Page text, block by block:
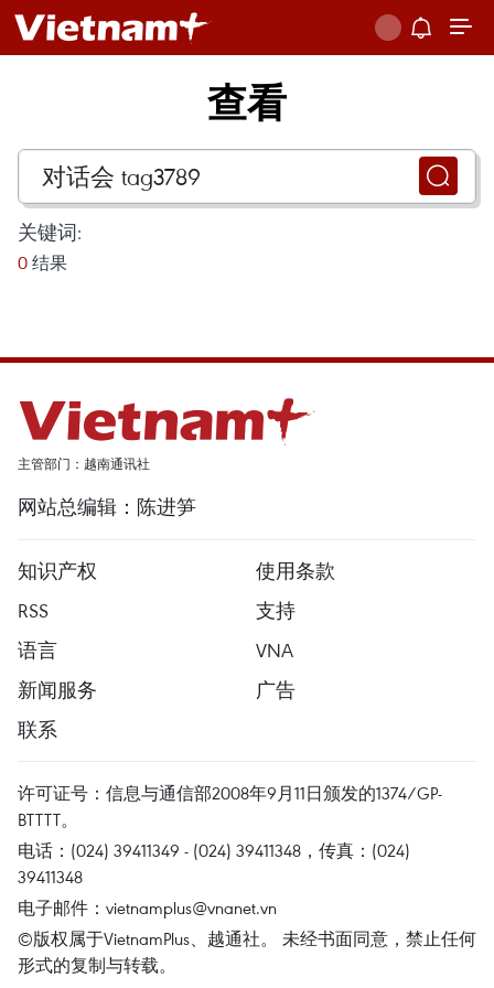
查看
关键词:
0 结果
主管部门：越南通讯社
网站总编辑：陈进笋
知识产权
使用条款
RSS
支持
语言
VNA
新闻服务
广告
联系
许可证号：信息与通信部2008年9月11日颁发的1374/GP-
BTTTT。
电话：(024) 39411349 - (024) 39411348，传真：(024)
39411348
电子邮件： vietnamplus@vnanet.vn
©版权属于VietnamPlus、越通社。 未经书面同意，禁止任何
形式的复制与转载。